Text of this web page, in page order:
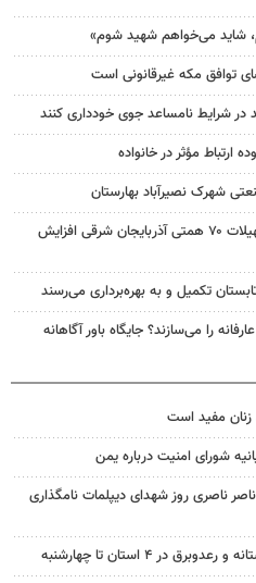
شاید می‌خواهم شهید شوم»
توافق مکه غیرقانونی است
در شرایط نامساعد جوی خودداری کنند
مؤثر در خانواده
شهرک نصیرآباد بهارستان
روحی: سهم کشاورزی از تسهیلات ۷۰ همتی آذربایجان شرقی افزایش
را می‌سازند؟ جایگاه باور آگاهانه
زنان مفید است
شورای امنیت درباره یمن
ناصری روز شهدای دیپلمات نامگذاری
در ۴ استان تا چهارشنبه